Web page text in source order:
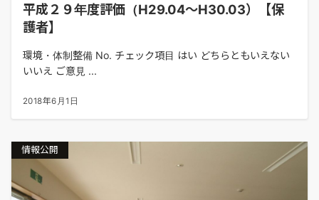
平成２９年度評価（H29.04～H30.03）【保
護者】
環境・体制整備 No. チェック項目 はい どちらともいえない
いいえ ご意見 ...
2018年6月1日
情報公開